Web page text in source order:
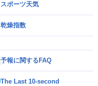
スポーツ天気
乾燥指数
予報に関するFAQ
The Last 10-second